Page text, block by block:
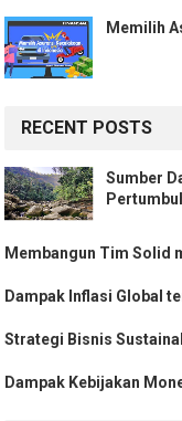
Memilih
RECENT POSTS
Sumber
Membangun Tim Solid
Dampak Inflasi Global
Strategi Bisnis
Dampak Kebijakan